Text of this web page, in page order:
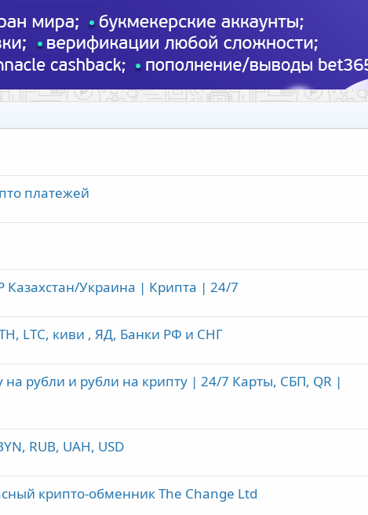
платежей
Казахстан/Украина | Крипта | 24/7
LTC, киви , ЯД, Банки РФ и СНГ
рубли и рубли на крипту | 24/7 Карты, СБП, QR |
RUB, UAH, USD
крипто-обменник The Change Ltd